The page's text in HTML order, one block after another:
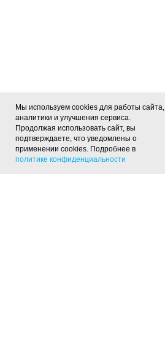
Мы используем cookies для работы сайта,
аналитики и улучшения сервиса.
Продолжая использовать сайт, вы
подтверждаете, что уведомлены о
применении cookies. Подробнее в
политике конфиденциальности